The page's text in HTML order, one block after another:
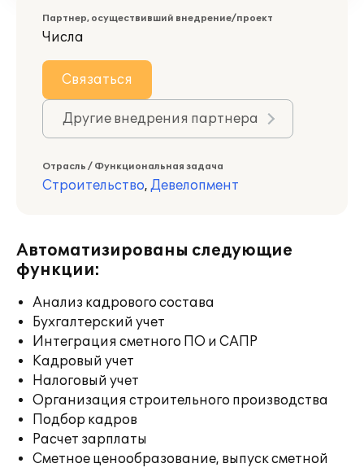
Партнер, осуществивший внедрение/проект
Числа
Связаться
Другие внедрения партнера
Отрасль / Функциональная задача
Строительство, Девелопмент
Автоматизированы следующие
функции:
Анализ кадрового состава
Бухгалтерский учет
Интеграция сметного ПО и САПР
Кадровый учет
Налоговый учет
Организация строительного производства
Подбор кадров
Расчет зарплаты
Сметное ценообразование, выпуск сметной